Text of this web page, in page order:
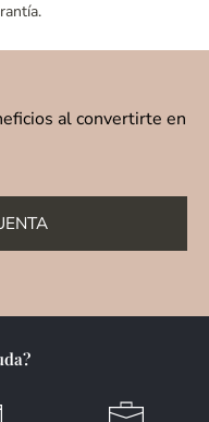
al convertirte en